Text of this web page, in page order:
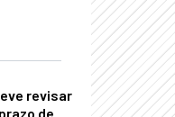
revisar
de